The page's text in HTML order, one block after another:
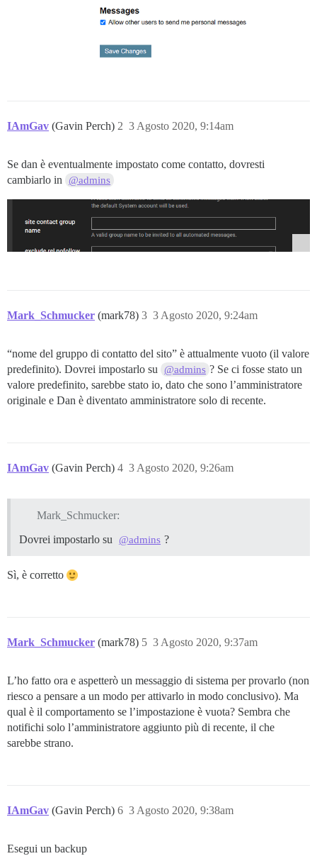
IAmGav (Gavin Perch) 3 Agosto 2020, 9:14am
2
Se dan è eventualmente impostato come contatto, dovresti
cambiarlo in
@admins
Mark_Schmucker (mark78) 3 Agosto 2020, 9:24am
3
“nome del gruppo di contatto del sito” è attualmente vuoto (il valore
predefinito). Dovrei impostarlo su
@admins ? Se ci fosse stato un
valore predefinito, sarebbe stato io, dato che sono l’amministratore
originale e Dan è diventato amministratore solo di recente.
IAmGav (Gavin Perch) 3 Agosto 2020, 9:26am
4
Mark_Schmucker:
Dovrei impostarlo su
@admins ?
Sì, è corretto
Mark_Schmucker (mark78) 3 Agosto 2020, 9:37am
5
L’ho fatto ora e aspetterò un messaggio di sistema per provarlo (non
riesco a pensare a un modo per attivarlo in modo conclusivo). Ma
qual è il comportamento se l’impostazione è vuota? Sembra che
notifichi solo l’amministratore aggiunto più di recente, il che
sarebbe strano.
IAmGav (Gavin Perch) 3 Agosto 2020, 9:38am
6
Esegui un backup